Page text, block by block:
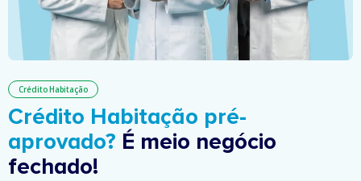
Crédito Habitação
Crédito Habitação pré-
aprovado? É meio negócio
fechado!